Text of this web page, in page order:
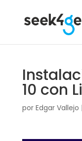
10 con
por Edgar Vallejo |